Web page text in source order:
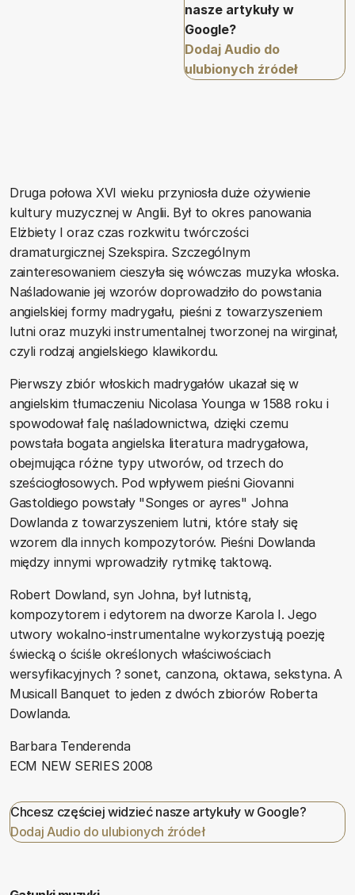
nasze artykuły w
Google?
Dodaj Audio do
ulubionych źródeł
Druga połowa XVI wieku przyniosła duże ożywienie
kultury muzycznej w Anglii. Był to okres panowania
Elżbiety I oraz czas rozkwitu twórczości
dramaturgicznej Szekspira. Szczególnym
zainteresowaniem cieszyła się wówczas muzyka włoska.
Naśladowanie jej wzorów doprowadziło do powstania
angielskiej formy madrygału, pieśni z towarzyszeniem
lutni oraz muzyki instrumentalnej tworzonej na wirginał,
czyli rodzaj angielskiego klawikordu.
Pierwszy zbiór włoskich madrygałów ukazał się w
angielskim tłumaczeniu Nicolasa Younga w 1588 roku i
spowodował falę naśladownictwa, dzięki czemu
powstała bogata angielska literatura madrygałowa,
obejmująca różne typy utworów, od trzech do
sześciogłosowych. Pod wpływem pieśni Giovanni
Gastoldiego powstały "Songes or ayres" Johna
Dowlanda z towarzyszeniem lutni, które stały się
wzorem dla innych kompozytorów. Pieśni Dowlanda
między innymi wprowadziły rytmikę taktową.
Robert Dowland, syn Johna, był lutnistą,
kompozytorem i edytorem na dworze Karola I. Jego
utwory wokalno-instrumentalne wykorzystują poezję
świecką o ściśle określonych właściwościach
wersyfikacyjnych ? sonet, canzona, oktawa, sekstyna. A
Musicall Banquet to jeden z dwóch zbiorów Roberta
Dowlanda.
Barbara Tenderenda
ECM NEW SERIES 2008
Chcesz częściej widzieć nasze artykuły w Google?
Dodaj Audio do ulubionych źródeł